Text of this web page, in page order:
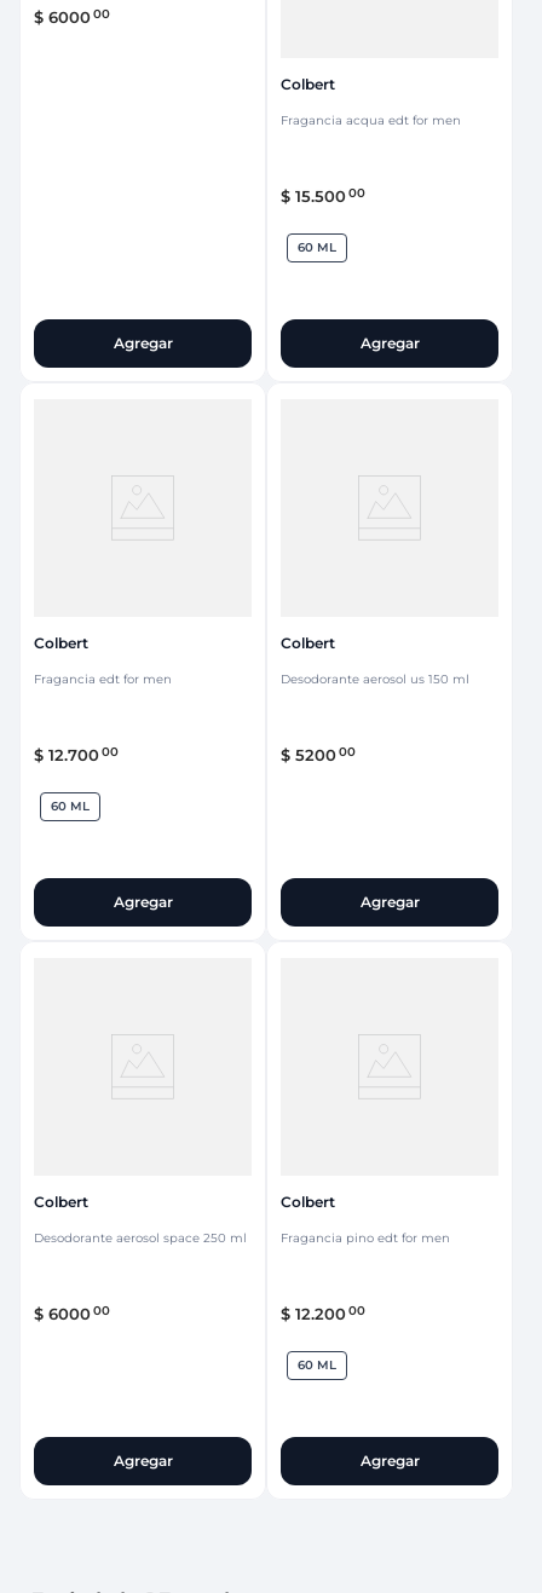
$ 600000
Agregar
Colbert
Fragancia acqua edt for men
$ 15.50000
60 ML
Agregar
Colbert
Fragancia edt for men
$ 12.70000
60 ML
Agregar
Colbert
Desodorante aerosol us 150 ml
$ 520000
Agregar
Colbert
Desodorante aerosol space 250 ml
$ 600000
Agregar
Colbert
Fragancia pino edt for men
$ 12.20000
60 ML
Agregar